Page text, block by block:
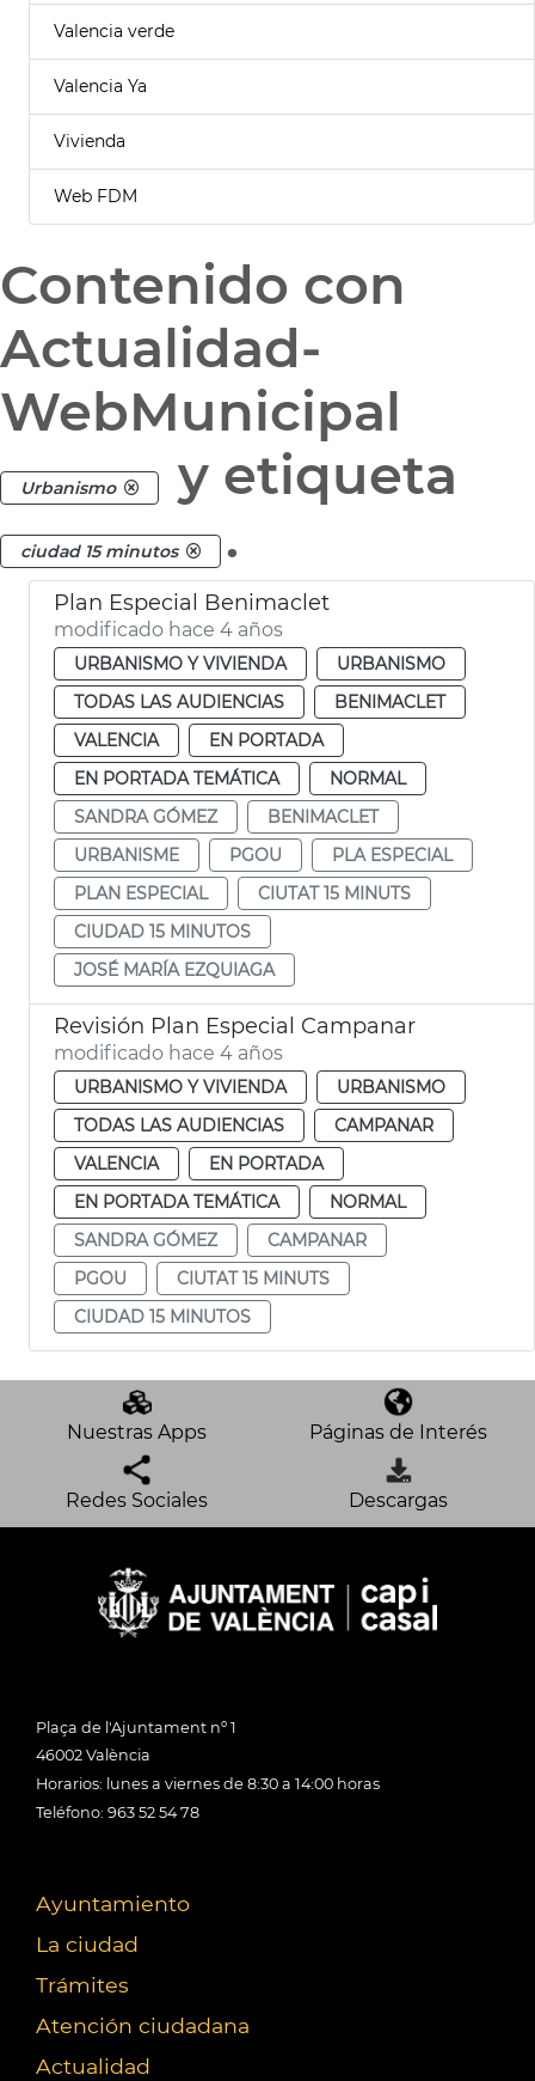
Valencia verde
Valencia Ya
Vivienda
Web FDM
Contenido con
Actualidad-
WebMunicipal
Urbanismo y etiqueta
ciudad 15 minutos .
Plan Especial Benimaclet
modificado hace 4 años
URBANISMO Y VIVIENDA
URBANISMO
TODAS LAS AUDIENCIAS
BENIMACLET
VALENCIA
EN PORTADA
EN PORTADA TEMÁTICA
NORMAL
SANDRA GÓMEZ
BENIMACLET
URBANISME
PGOU
PLA ESPECIAL
PLAN ESPECIAL
CIUTAT 15 MINUTS
CIUDAD 15 MINUTOS
JOSÉ MARÍA EZQUIAGA
Revisión Plan Especial Campanar
modificado hace 4 años
URBANISMO Y VIVIENDA
URBANISMO
TODAS LAS AUDIENCIAS
CAMPANAR
VALENCIA
EN PORTADA
EN PORTADA TEMÁTICA
NORMAL
SANDRA GÓMEZ
CAMPANAR
PGOU
CIUTAT 15 MINUTS
CIUDAD 15 MINUTOS
Nuestras Apps Páginas de Interés
Redes Sociales Descargas
Plaça de l'Ajuntament nº 1
46002 València
Horarios: lunes a viernes de 8:30 a 14:00 horas
Teléfono: 963 52 54 78
Ayuntamiento
La ciudad
Trámites
Atención ciudadana
Actualidad